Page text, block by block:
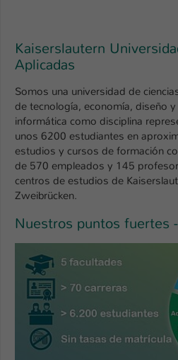
Kaiserslautern
Aplicadas
Somos una universidad de
de tecnología, economía, diseño
informática como disciplina
unos 6200 estudiantes en
estudios y cursos de formación
de 570 empleados y 145
centros de estudios de
Zweibrücken.
Nuestros puntos fuertes
Einstellungen,
Name fe_typo_user /
Anbieter TYPO3
Laufzeit 1 Woche
Cookie von
kann der
wiedererkannt
Zugang zu
Name be_typo_user